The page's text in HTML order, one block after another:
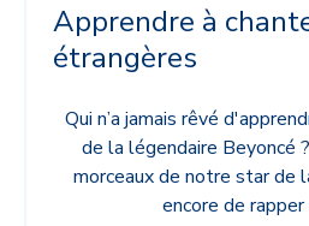
Apprendre à
étrangères
Qui n’a jamais rêvé
de la légendaire Beyoncé
morceaux de notre star de
encore de rapper